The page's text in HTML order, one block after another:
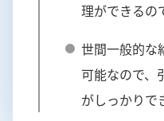
理ができるの
世間一般的な
可能なので、
がしっかりで